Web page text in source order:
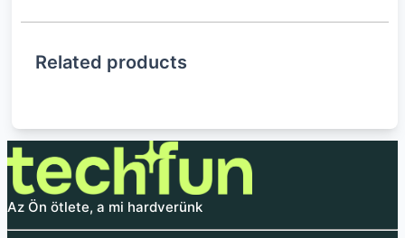
Related products
Az Ön ötlete, a mi hardverünk